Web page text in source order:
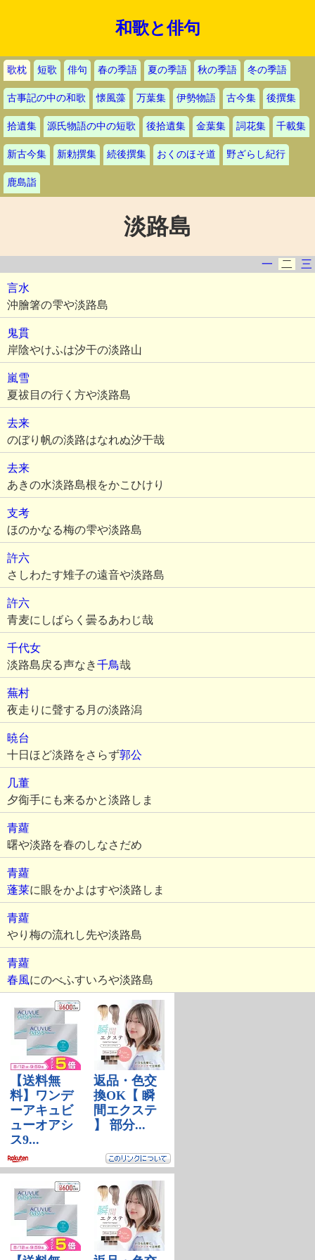
和歌と俳句
歌枕 短歌 俳句 春の季語 夏の季語 秋の季語 冬の季語
古事記の中の和歌 懐風藻 万葉集 伊勢物語 古今集 後撰集
拾遺集 源氏物語の中の短歌 後拾遺集 金葉集 詞花集 千載集
新古今集 新勅撰集 続後撰集 おくのほそ道 野ざらし紀行
鹿島詣
淡路島
一 二
三
言水
沖膾箸の雫や淡路島
鬼貫
岸陰やけふは汐干の淡路山
嵐雪
夏祓目の行く方や淡路島
去来
のぼり帆の淡路はなれぬ汐干哉
去来
あきの水淡路島根をかこひけり
支考
ほのかなる梅の雫や淡路島
許六
さしわたす雉子の遠音や淡路島
許六
青麦にしばらく曇るあわじ哉
千代女
淡路島戻る声なき千鳥哉
蕪村
夜走りに聲する月の淡路潟
暁台
十日ほど淡路をさらず郭公
几董
夕鵆手にも来るかと淡路しま
青蘿
曙や淡路を春のしなさだめ
青蘿
蓬莱に眼をかよはすや淡路しま
青蘿
やり梅の流れし先や淡路島
青蘿
春風にのべふすいろや淡路島